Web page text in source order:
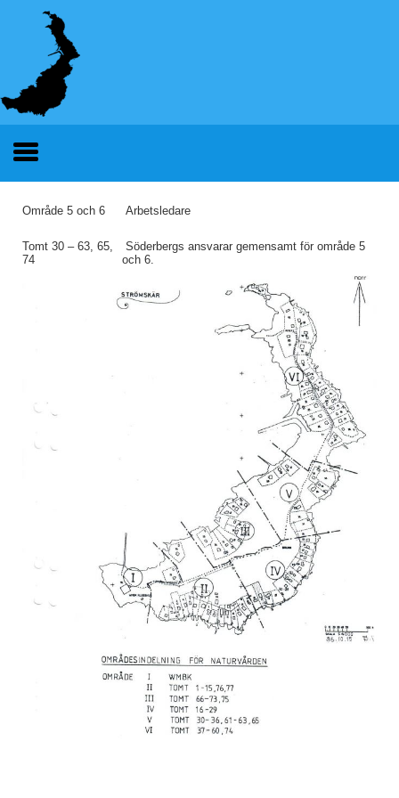
Område 5 och 6 Arbetsledare
Tomt 30 – 63, 65,
74
Söderbergs ansvarar gemensamt för område 5
och 6.